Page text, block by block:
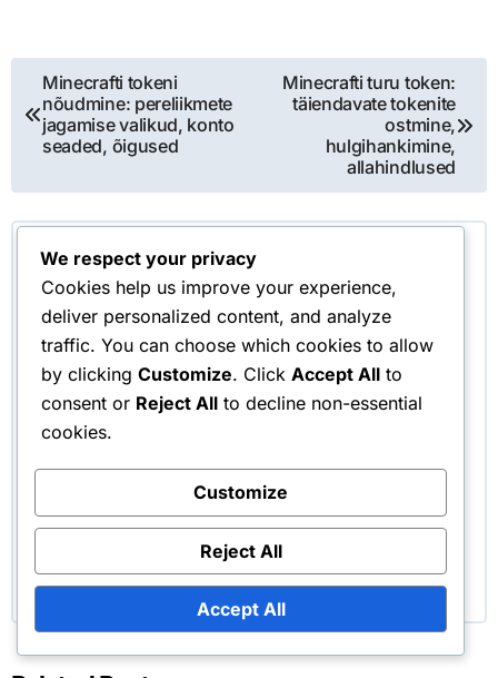
Post
navigation
Minecrafti tokeni
nõudmine: pereliikmete
jagamise valikud, konto
seaded, õigused
Minecrafti turu token:
täiendavate tokenite
ostmine,
hulgihankimine,
allahindlused
ByClara Whitfield
Clara Whitfield on kirglik mängija ja Minecrafti
entusiast, kes armastab avastada plokkide
universumi lõputuid võimalusi. Tal on oskus
avastada peidetud aardeid ja sügav arusaam
mängumehaanikatest, jagades oma teadmisi
kinkekoodide lunastamise ja ürituste langemise
kohta, aidates teistel mängijatel oma
mängukogemust parandada. Kui ta ei meisterda
Minecraftis, naudib Clara oma seiklustest
kirjutamist ja mängijate kogukonnaga ühenduse
loomist.
We respect your privacy
Cookies help us improve your experience,
deliver personalized content, and analyze
traffic. You can choose which cookies to allow
by clicking Customize. Click Accept All to
consent or Reject All to decline non-essential
cookies.
Customize
Reject All
Accept All